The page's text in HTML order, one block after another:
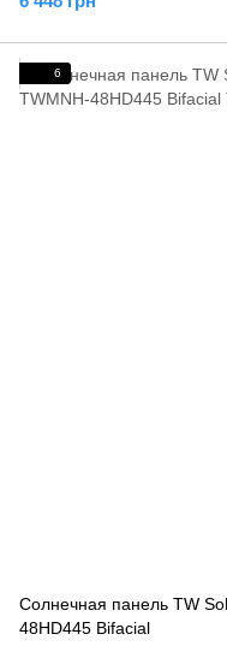
6
Солнечная панель TW
48HD445 Bifacial